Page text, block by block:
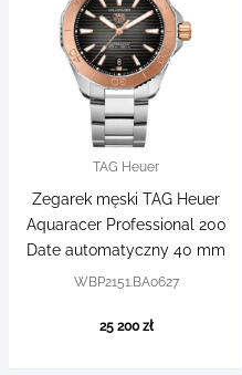
TAG Heuer
Zegarek męski TAG Heuer
Aquaracer Professional 200
Date automatyczny 40 mm
WBP2151.BA0627
25 200 zł